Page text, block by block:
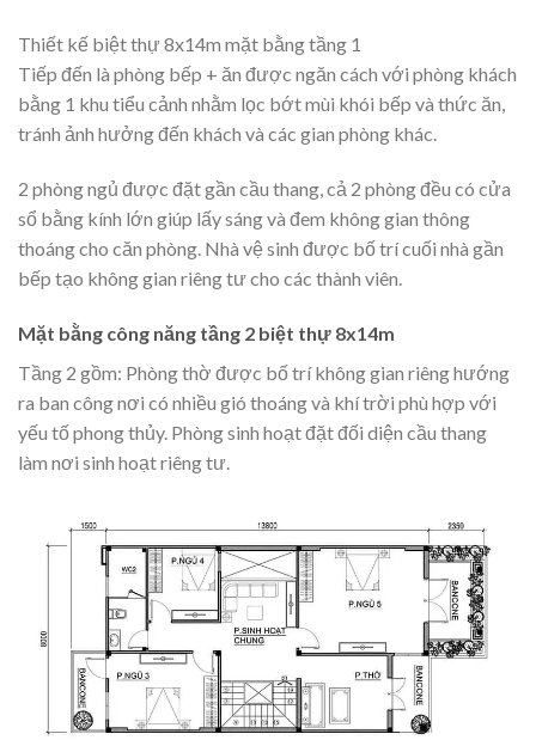
Thiết kế biệt thự 8x14m mặt bằng tầng 1
Tiếp đến là phòng bếp + ăn được ngăn cách với phòng khách
bằng 1 khu tiểu cảnh nhằm lọc bớt mùi khói bếp và thức ăn,
tránh ảnh hưởng đến khách và các gian phòng khác.
2 phòng ngủ được đặt gần cầu thang, cả 2 phòng đều có cửa
sổ bằng kính lớn giúp lấy sáng và đem không gian thông
thoáng cho căn phòng. Nhà vệ sinh được bố trí cuối nhà gần
bếp tạo không gian riêng tư cho các thành viên.
Mặt bằng công năng tầng 2 biệt thự 8x14m
Tầng 2 gồm: Phòng thờ được bố trí không gian riêng hướng
ra ban công nơi có nhiều gió thoáng và khí trời phù hợp với
yếu tố phong thủy. Phòng sinh hoạt đặt đối diện cầu thang
làm nơi sinh hoạt riêng tư.